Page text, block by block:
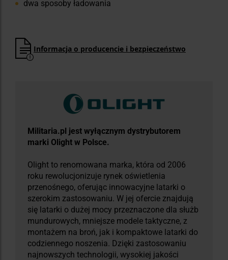
dwa sposoby ładowania
Informacja o producencie i bezpieczeństwo
Militaria.pl jest wyłącznym dystrybutorem
marki Olight w Polsce.
Olight to renomowana marka, która od 2006
roku rewolucjonizuje rynek oświetlenia
przenośnego, oferując innowacyjne latarki o
szerokim zastosowaniu. W jej ofercie znajdują
się latarki o dużej mocy przeznaczone dla służb
mundurowych, mniejsze modele taktyczne, z
montażem na broń, jak i kompaktowe latarki do
codziennego noszenia. Dzięki zastosowaniu
najnowszych technologii, wysokiej jakości